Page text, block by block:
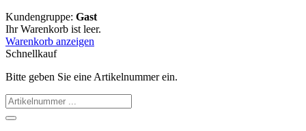
Kundengruppe: Gast
Ihr Warenkorb ist leer.
Warenkorb anzeigen
Schnellkauf
Bitte geben Sie eine Artikelnummer ein.